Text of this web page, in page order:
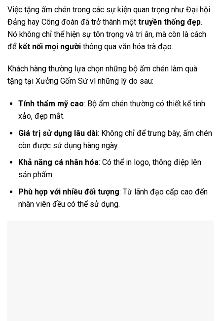
Việc tặng ấm chén trong các sự kiện quan trọng như Đại hội
Đảng hay Công đoàn đã trở thành một truyền thống đẹp.
Nó không chỉ thể hiện sự tôn trọng và tri ân, mà còn là cách
để kết nối mọi người thông qua văn hóa trà đạo.
Khách hàng thường lựa chọn những bộ ấm chén làm quà
tặng tại Xưởng Gốm Sứ vì những lý do sau:
Tính thẩm mỹ cao: Bộ ấm chén thường có thiết kế tinh
xảo, đẹp mắt.
Giá trị sử dụng lâu dài: Không chỉ để trưng bày, ấm chén
còn được sử dụng hàng ngày.
Khả năng cá nhân hóa: Có thể in logo, thông điệp lên
sản phẩm.
Phù hợp với nhiều đối tượng: Từ lãnh đạo cấp cao đến
nhân viên đều có thể sử dụng.